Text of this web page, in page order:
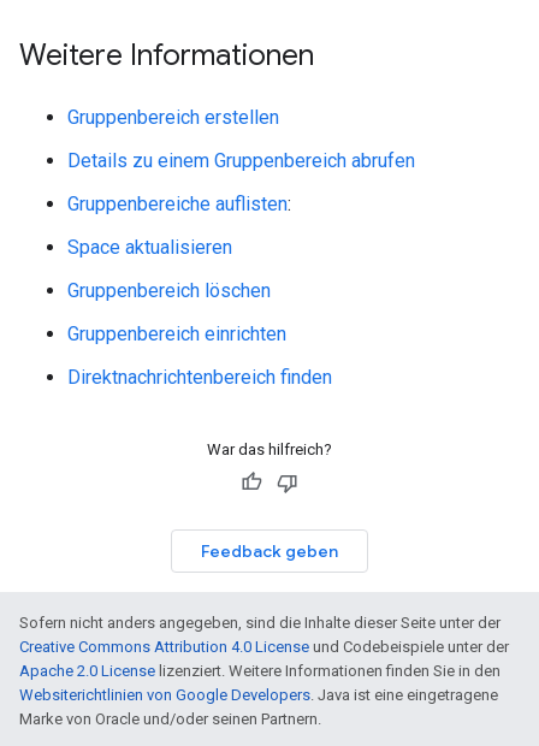
Weitere Informationen
Gruppenbereich erstellen
Details zu einem Gruppenbereich abrufen
Gruppenbereiche auflisten:
Space aktualisieren
Gruppenbereich löschen
Gruppenbereich einrichten
Direktnachrichtenbereich finden
War das hilfreich?
Feedback geben
Sofern nicht anders angegeben, sind die Inhalte dieser Seite unter der
Creative Commons Attribution 4.0 License und Codebeispiele unter der
Apache 2.0 License lizenziert. Weitere Informationen finden Sie in den
Websiterichtlinien von Google Developers. Java ist eine eingetragene
Marke von Oracle und/oder seinen Partnern.